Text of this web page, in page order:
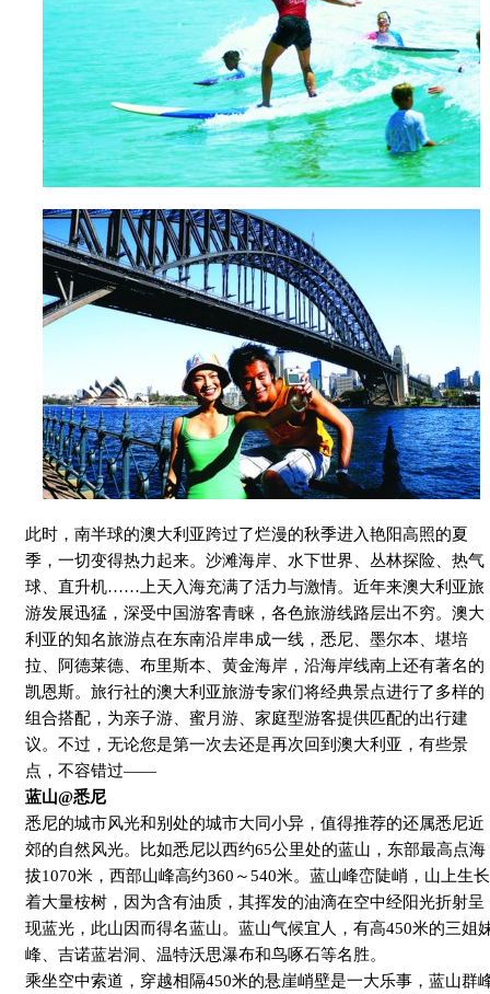
此时，南半球的澳大利亚跨过了烂漫的秋季进入艳阳高照的夏
季，一切变得热力起来。沙滩海岸、水下世界、丛林探险、热气
球、直升机……上天入海充满了活力与激情。近年来澳大利亚旅
游发展迅猛，深受中国游客青睐，各色旅游线路层出不穷。澳大
利亚的知名旅游点在东南沿岸串成一线，悉尼、墨尔本、堪培
拉、阿德莱德、布里斯本、黄金海岸，沿海岸线南上还有著名的
凯恩斯。旅行社的澳大利亚旅游专家们将经典景点进行了多样的
组合搭配，为亲子游、蜜月游、家庭型游客提供匹配的出行建
议。不过，无论您是第一次去还是再次回到澳大利亚，有些景
点，不容错过——
蓝山@悉尼
悉尼的城市风光和别处的城市大同小异，值得推荐的还属悉尼近
郊的自然风光。比如悉尼以西约65公里处的蓝山，东部最高点海
拔1070米，西部山峰高约360 ～540米。蓝山峰峦陡峭，山上生长
着大量桉树，因为含有油质，其挥发的油滴在空中经阳光折射呈
现蓝光，此山因而得名蓝山。蓝山气候宜人，有高450米的三姐
峰、吉诺蓝岩洞、温特沃思瀑布和鸟啄石等名胜。
乘坐空中索道，穿越相隔450米的悬崖峭壁是一大乐事，蓝山群